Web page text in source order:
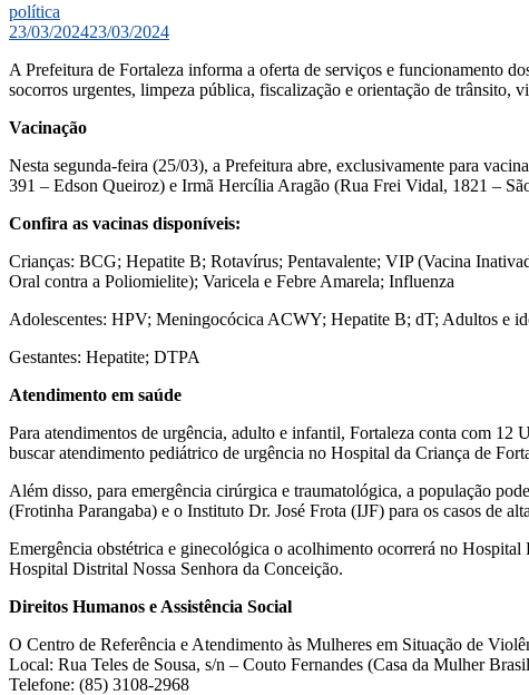
política
23/03/202423/03/2024
A Prefeitura de Fortaleza informa a oferta de serviços e funcionamento
socorros urgentes, limpeza pública, fiscalização e orientação de trânsito,
Vacinação
Nesta segunda-feira (25/03), a Prefeitura abre, exclusivamente para
391 – Edson Queiroz) e Irmã Hercília Aragão (Rua Frei Vidal, 1821 –
Confira as vacinas disponíveis:
Crianças: BCG; Hepatite B; Rotavírus; Pentavalente; VIP (Vacina
Oral contra a Poliomielite); Varicela e Febre Amarela; Influenza
Adolescentes: HPV; Meningocócica ACWY; Hepatite B; dT; Adultos e
Gestantes: Hepatite; DTPA
Atendimento em saúde
Para atendimentos de urgência, adulto e infantil, Fortaleza conta com
buscar atendimento pediátrico de urgência no Hospital da Criança de
Além disso, para emergência cirúrgica e traumatológica, a população
(Frotinha Parangaba) e o Instituto Dr. José Frota (IJF) para os casos de
Emergência obstétrica e ginecológica o acolhimento ocorrerá no
Hospital Distrital Nossa Senhora da Conceição.
Direitos Humanos e Assistência Social
O Centro de Referência e Atendimento às Mulheres em Situação de
Local: Rua Teles de Sousa, s/n – Couto Fernandes (Casa da Mulher
Telefone: (85) 3108-2968